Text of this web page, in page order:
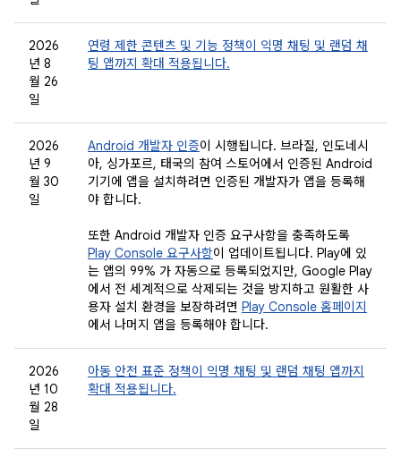
2026
년 8
월 26
일
연령 제한 콘텐츠 및 기능 정책이 익명 채팅 및 랜덤 채
팅 앱까지 확대 적용됩니다.
2026
년 9
월 30
일
Android 개발자 인증이 시행됩니다. 브라질, 인도네시
아, 싱가포르, 태국의 참여 스토어에서 인증된 Android
기기에 앱을 설치하려면 인증된 개발자가 앱을 등록해
야 합니다.
또한 Android 개발자 인증 요구사항을 충족하도록
Play Console 요구사항이 업데이트됩니다. Play에 있
는 앱의 99% 가 자동으로 등록되었지만, Google Play
에서 전 세계적으로 삭제되는 것을 방지하고 원활한 사
용자 설치 환경을 보장하려면 Play Console 홈페이지
에서 나머지 앱을 등록해야 합니다.
2026
년 10
월 28
일
아동 안전 표준 정책이 익명 채팅 및 랜덤 채팅 앱까지
확대 적용됩니다.